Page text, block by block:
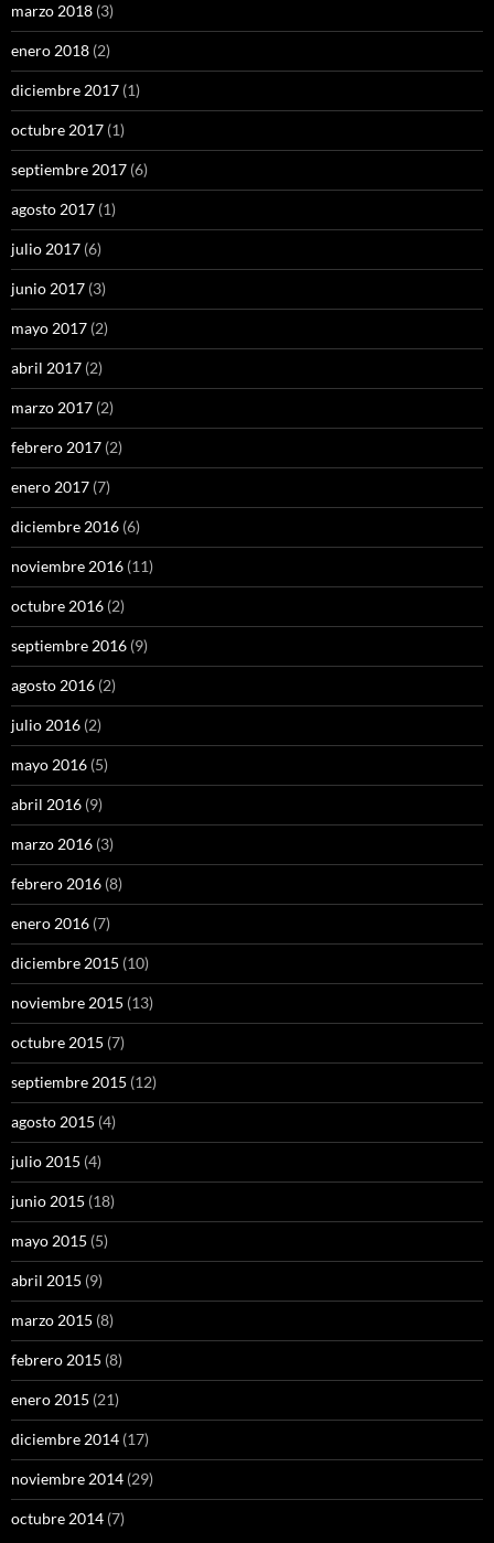
marzo 2018 (3)
enero 2018 (2)
diciembre 2017 (1)
octubre 2017 (1)
septiembre 2017 (6)
agosto 2017 (1)
julio 2017 (6)
junio 2017 (3)
mayo 2017 (2)
abril 2017 (2)
marzo 2017 (2)
febrero 2017 (2)
enero 2017 (7)
diciembre 2016 (6)
noviembre 2016 (11)
octubre 2016 (2)
septiembre 2016 (9)
agosto 2016 (2)
julio 2016 (2)
mayo 2016 (5)
abril 2016 (9)
marzo 2016 (3)
febrero 2016 (8)
enero 2016 (7)
diciembre 2015 (10)
noviembre 2015 (13)
octubre 2015 (7)
septiembre 2015 (12)
agosto 2015 (4)
julio 2015 (4)
junio 2015 (18)
mayo 2015 (5)
abril 2015 (9)
marzo 2015 (8)
febrero 2015 (8)
enero 2015 (21)
diciembre 2014 (17)
noviembre 2014 (29)
octubre 2014 (7)